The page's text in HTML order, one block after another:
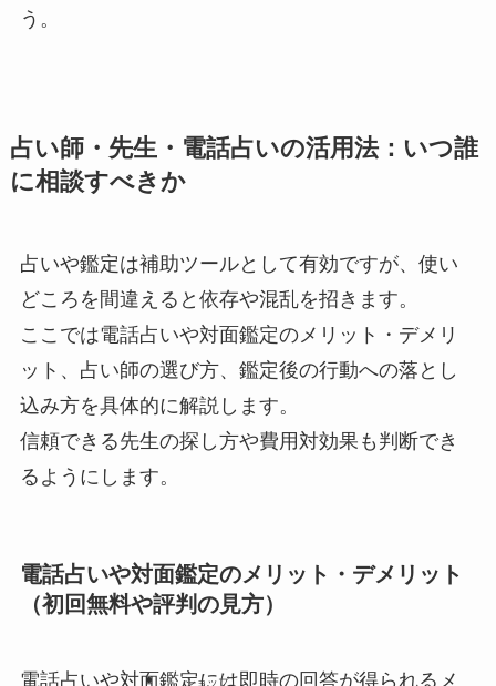
う。
占い師・先生・電話占いの活用法：いつ誰
に相談すべきか
占いや鑑定は補助ツールとして有効ですが、使い
どころを間違えると依存や混乱を招きます。
ここでは電話占いや対面鑑定のメリット・デメリ
ット、占い師の選び方、鑑定後の行動への落とし
込み方を具体的に解説します。
信頼できる先生の探し方や費用対効果も判断でき
るようにします。
電話占いや対面鑑定のメリット・デメリット
（初回無料や評判の見方）
電話占いや対面鑑定には即時の回答が得られるメ
ショップ